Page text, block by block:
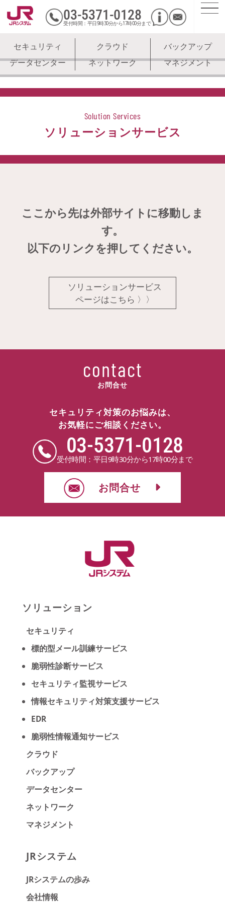
03-5371-0128
受付時間：平日9時30分から17時00分まで
セキュリティ クラウド
バックアップ
データセンター
ネットワーク マネジメント
Solution Services
ソリューションサービス
ここから先は外部サイトに移動しま
す。
以下のリンクを押してください。
ソリューションサービス
ページはこちら 〉〉
contact
お問合せ
セキュリティ対策のお悩みは、
お気軽にご相談ください。
03-5371-0128
受付時間：平日9時30分から17時00分まで
お問合せ
ソリューション
セキュリティ
標的型メール訓練サービス
脆弱性診断サービス
セキュリティ監視サービス
情報セキュリティ対策支援サービス
EDR
脆弱性情報通知サービス
クラウド
バックアップ
データセンター
ネットワーク
マネジメント
JRシステム
JRシステムの歩み
会社情報